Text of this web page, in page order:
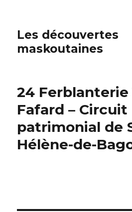
Les découvertes
maskoutaines
24 Ferblanterie
Fafard – Circuit
patrimonial de
Hélène-de-